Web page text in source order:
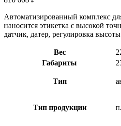
Автоматизированный комплекс
наносится этикетка с высокой
датчик, датер, регулировка
Вес
Габариты
Тип
Тип продукции